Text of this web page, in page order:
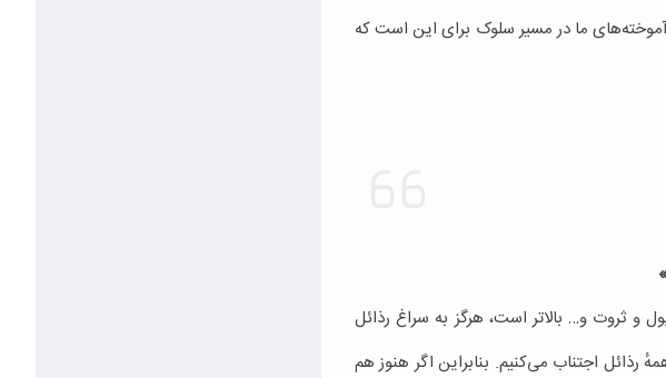
ما در مسیر سلوک برای این است که
و ثروت و… بالاتر است، هرگز به سراغ رذائل
رذائل اجتناب می‌کنیم. بنابراین اگر هنوز هم